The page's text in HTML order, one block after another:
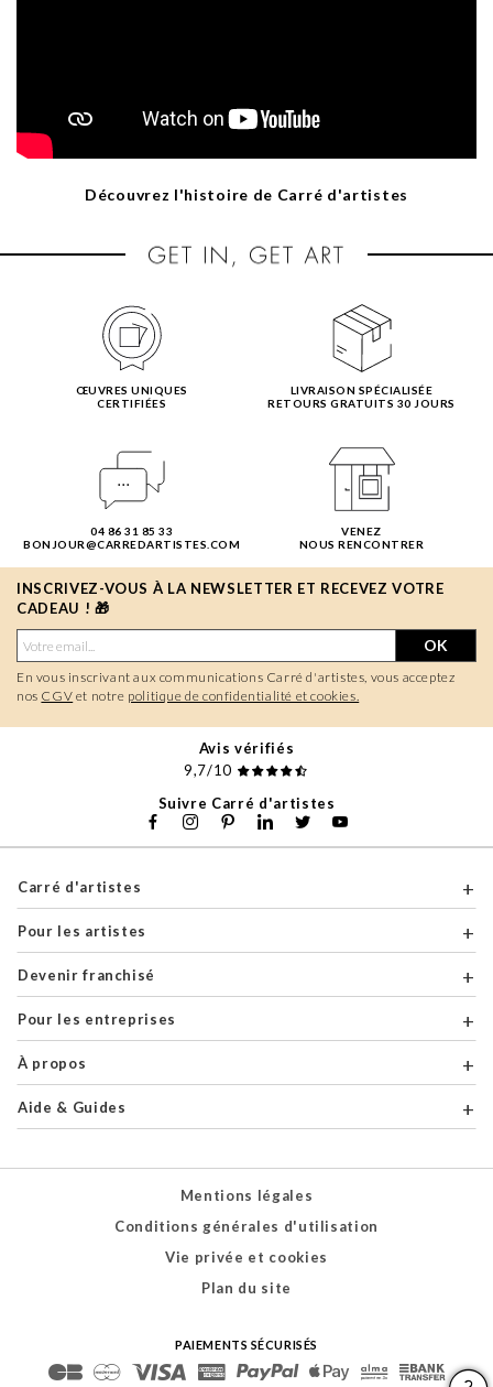
Découvrez l'histoire de Carré d'artistes
ŒUVRES UNIQUES
CERTIFIÉES
LIVRAISON SPÉCIALISÉE
RETOURS GRATUITS 30 JOURS
04 86 31 85 33
BONJOUR@CARREDARTISTES.COM
VENEZ
NOUS RENCONTRER
INSCRIVEZ-VOUS À LA NEWSLETTER ET RECEVEZ VOTRE
CADEAU ! 🎁
OK
En vous inscrivant aux communications Carré d'artistes, vous acceptez
nos CGV et notre politique de confidentialité et cookies.
Avis vérifiés
9,7/10
Suivre Carré d'artistes
Carré d'artistes
Pour les artistes
Devenir franchisé
Pour les entreprises
À propos
Aide & Guides
Mentions légales
Conditions générales d'utilisation
Vie privée et cookies
Plan du site
PAIEMENTS SÉCURISÉS